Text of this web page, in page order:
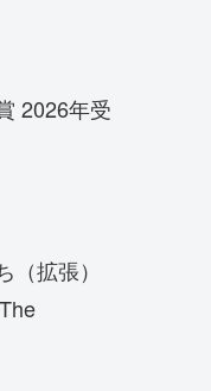
2026年受
拡張）